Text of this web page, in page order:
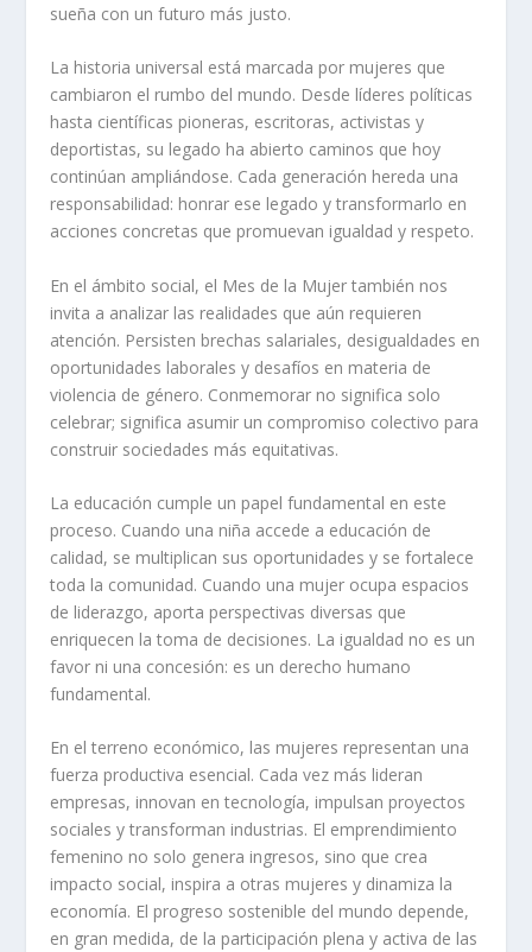
sueña con un futuro más justo.
La historia universal está marcada por mujeres que
cambiaron el rumbo del mundo. Desde líderes políticas
hasta científicas pioneras, escritoras, activistas y
deportistas, su legado ha abierto caminos que hoy
continúan ampliándose. Cada generación hereda una
responsabilidad: honrar ese legado y transformarlo en
acciones concretas que promuevan igualdad y respeto.
En el ámbito social, el Mes de la Mujer también nos
invita a analizar las realidades que aún requieren
atención. Persisten brechas salariales, desigualdades en
oportunidades laborales y desafíos en materia de
violencia de género. Conmemorar no significa solo
celebrar; significa asumir un compromiso colectivo para
construir sociedades más equitativas.
La educación cumple un papel fundamental en este
proceso. Cuando una niña accede a educación de
calidad, se multiplican sus oportunidades y se fortalece
toda la comunidad. Cuando una mujer ocupa espacios
de liderazgo, aporta perspectivas diversas que
enriquecen la toma de decisiones. La igualdad no es un
favor ni una concesión: es un derecho humano
fundamental.
En el terreno económico, las mujeres representan una
fuerza productiva esencial. Cada vez más lideran
empresas, innovan en tecnología, impulsan proyectos
sociales y transforman industrias. El emprendimiento
femenino no solo genera ingresos, sino que crea
impacto social, inspira a otras mujeres y dinamiza la
economía. El progreso sostenible del mundo depende,
en gran medida, de la participación plena y activa de las